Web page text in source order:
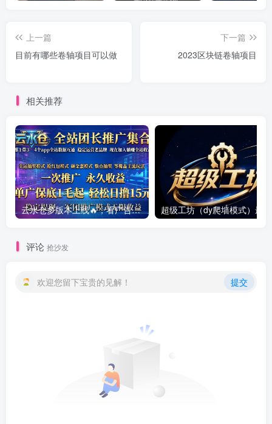
上一篇
目前有哪些卷轴项目可以做
下一篇
2023区块链卷轴项目
相关推荐
云水仓多版本上线🔥，看广告赚零花钱提现靠谱，多版本同步创收，提现稳定靠谱
评论 抢沙发
欢迎您留下宝贵的见解！ 提交